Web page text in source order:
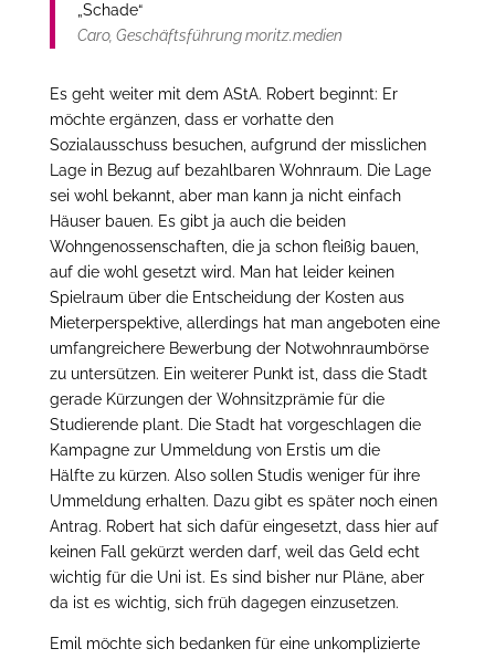
„Schade“
Caro, Geschäftsführung moritz.medien
Es geht weiter mit dem AStA. Robert beginnt: Er
möchte ergänzen, dass er vorhatte den
Sozialausschuss besuchen, aufgrund der misslichen
Lage in Bezug auf bezahlbaren Wohnraum. Die Lage
sei wohl bekannt, aber man kann ja nicht einfach
Häuser bauen. Es gibt ja auch die beiden
Wohngenossenschaften, die ja schon fleißig bauen,
auf die wohl gesetzt wird. Man hat leider keinen
Spielraum über die Entscheidung der Kosten aus
Mieterperspektive, allerdings hat man angeboten eine
umfangreichere Bewerbung der Notwohnraumbörse
zu untersützen. Ein weiterer Punkt ist, dass die Stadt
gerade Kürzungen der Wohnsitzprämie für die
Studierende plant. Die Stadt hat vorgeschlagen die
Kampagne zur Ummeldung von Erstis um die
Hälfte zu kürzen. Also sollen Studis weniger für ihre
Ummeldung erhalten. Dazu gibt es später noch einen
Antrag. Robert hat sich dafür eingesetzt, dass hier auf
keinen Fall gekürzt werden darf, weil das Geld echt
wichtig für die Uni ist. Es sind bisher nur Pläne, aber
da ist es wichtig, sich früh dagegen einzusetzen.
Emil möchte sich bedanken für eine unkomplizierte